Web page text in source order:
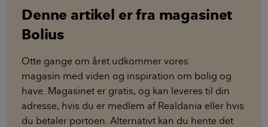
Denne artikel er fra magasinet
Bolius
Otte gange om året udkommer vores
magasin med viden og inspiration om bolig og
have. Magasinet er gratis, og kan leveres til din
adresse, hvis du er medlem af Realdania eller hvis
du betaler portoen. Alternativt kan du hente det